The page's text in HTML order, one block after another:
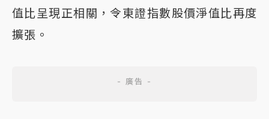
值比呈現正相關，令東證指數股價淨值比再度
擴張。